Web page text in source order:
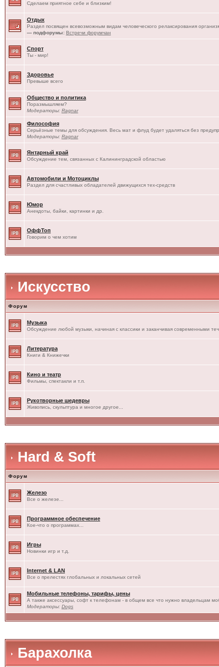
Сделаем приятное себе и близким!
Отдых
Раздел посвящен всевозможным видам человеческого релаксирования
— подфорумы: Встречи форумчан
Спорт
Ты - мир!
Здоровье
Превыше всего
Общество и политика
Поразмышляем?
Модераторы: Ragnar
Философия
Серьёзные темы для обсуждения. Весь мат и флуд будет удаляться без
Модераторы: Ragnar
Янтарный край
Обсуждение тем, связанных с Калининградской областью
Автомобили и Мотоциклы
Раздел для счастливых обладателей движущихся тех-средств
Юмор
Анекдоты, байки, картинки и др.
ОффТоп
Говорим о чем хотим
Искусство
Форум
Музыка
Обсуждение любой музыки, начиная с классики и заканчивая современными
Литература
Книги & Книжечки
Кино и театр
Фильмы, спектакли и т.п.
Рукотворные шедевры
Живопись, скульптура и многое другое...
Hard & Soft
Форум
Железо
Все о железе...
Программное обеспечение
Кое-что о программах...
Игры
Новинки игр и т.д.
Internet & LAN
Все о прелестях глобальных и локальных сетей
Мобильные телефоны, тарифы, цены
А также аксессуары, софт к телефонам - в общем все что нужно владельцам
Модераторы: Dogs
Барахолка